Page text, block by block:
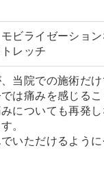
ビライゼーショ
レッチ
当院での施術だ
は痛みを感じる
についても再発
。
いただけるよう